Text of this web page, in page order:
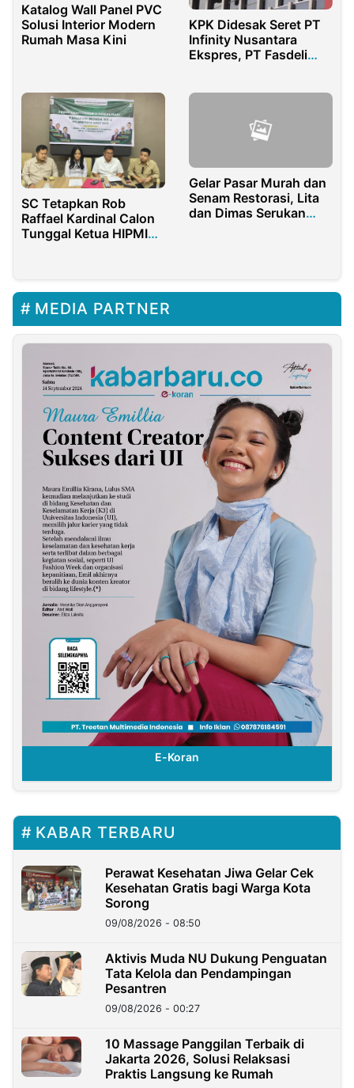
Katalog Wall Panel PVC
Solusi Interior Modern
Rumah Masa Kini
KPK Didesak Seret PT
Infinity Nusantara
Ekspres, PT Fasdeli
Cukai
SC Tetapkan Rob
Raffael Kardinal Calon
Tunggal Ketua HIPMI
Gelar Pasar Murah dan
Senam Restorasi, Lita
dan Dimas Serukan
MEDIA PARTNER
E-Koran
KABAR TERBARU
Perawat Kesehatan Jiwa Gelar Cek
Kesehatan Gratis bagi Warga Kota
Sorong
09/08/2026 - 08:50
Aktivis Muda NU Dukung Penguatan
Tata Kelola dan Pendampingan
Pesantren
09/08/2026 - 00:27
10 Massage Panggilan Terbaik di
Jakarta 2026, Solusi Relaksasi
Praktis Langsung ke Rumah